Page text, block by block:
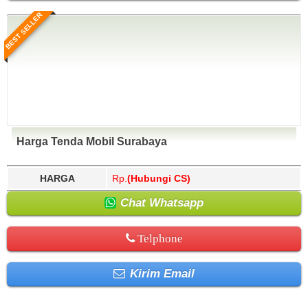
BEST SELLER
Harga Tenda Mobil Surabaya
HARGA Rp. (Hubungi CS)
Chat Whatsapp
Telphone
Kirim Email